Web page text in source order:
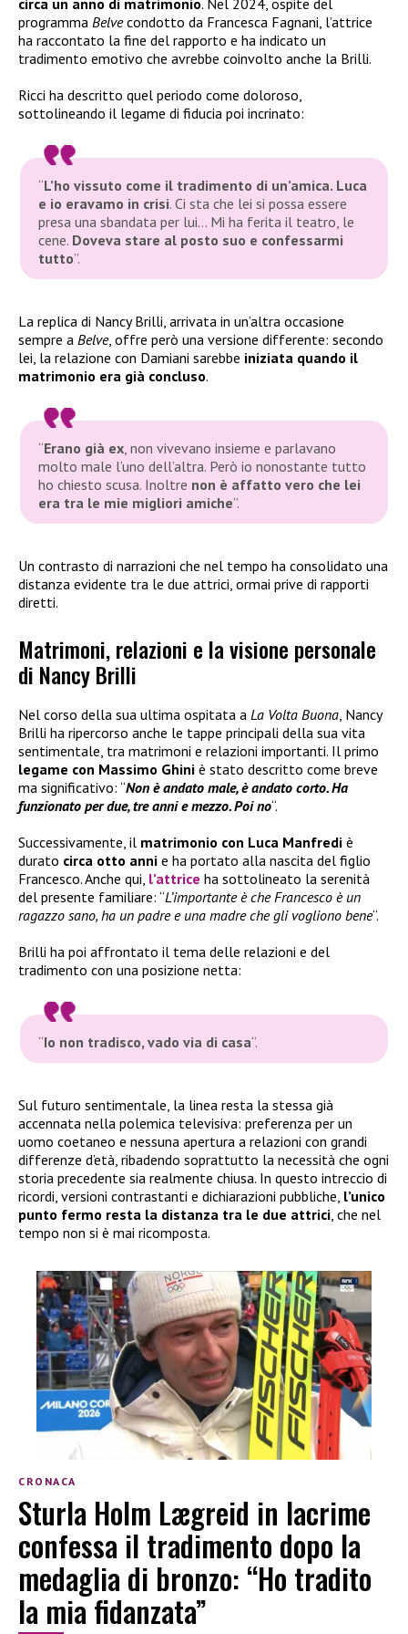
circa un anno di matrimonio. Nel 2024, ospite del
programma Belvecondotto da Francesca Fagnani, l’attrice
ha raccontato la fine del rapporto e ha indicato un
tradimento emotivo che avrebbe coinvolto anche la Brilli.
Ricci ha descritto quel periodo come doloroso,
sottolineando il legame di fiducia poi incrinato:
“L’ho vissuto come il tradimento di un’amica. Luca
e io eravamo in crisi. Ci sta che lei si possa essere
presa una sbandata per lui… Mi ha ferita il teatro, le
cene. Doveva stare al posto suo e confessarmi
tutto”.
La replica di Nancy Brilli, arrivata in un’altra occasione
sempre a Belve, offre però una versione differente: secondo
lei, la relazione con Damiani sarebbe iniziata quando il
matrimonio era già concluso.
“Erano già ex, non vivevano insieme e parlavano
molto male l’uno dell’altra. Però io nonostante tutto
ho chiesto scusa. Inoltre non è affatto vero che lei
era tra le mie migliori amiche”.
Un contrasto di narrazioni che nel tempo ha consolidato una
distanza evidente tra le due attrici, ormai prive di rapporti
diretti.
Matrimoni, relazioni e la visione personale
di Nancy Brilli
Nel corso della sua ultima ospitata a La Volta Buona , Nancy
Brilli ha ripercorso anche le tappe principali della sua vita
sentimentale, tra matrimoni e relazioni importanti. Il primo
legame con Massimo Ghini è stato descritto come breve
ma significativo: “Non è andato male, è andato corto. Ha
funzionato per due, tre anni e mezzo. Poi no“.
Successivamente, il matrimonio con Luca Manfredi è
durato circa otto anni e ha portato alla nascita del figlio
Francesco. Anche qui, l’attrice ha sottolineato la serenità
del presente familiare: “L’importante è che Francesco è un
ragazzo sano, ha un padre e una madre che gli vogliono bene“.
Brilli ha poi affrontato il tema delle relazioni e del
tradimento con una posizione netta:
“Io non tradisco, vado via di casa“.
Sul futuro sentimentale, la linea resta la stessa già
accennata nella polemica televisiva: preferenza per un
uomo coetaneo e nessuna apertura a relazioni con grandi
differenze d’età, ribadendo soprattutto la necessità che ogni
storia precedente sia realmente chiusa. In questo intreccio di
ricordi, versioni contrastanti e dichiarazioni pubbliche, l’unico
punto fermo resta la distanza tra le due attrici , che nel
tempo non si è mai ricomposta.
CRONACA
Sturla Holm Lægreid in lacrime
confessa il tradimento dopo la
medaglia di bronzo: “Ho tradito
la mia fidanzata”